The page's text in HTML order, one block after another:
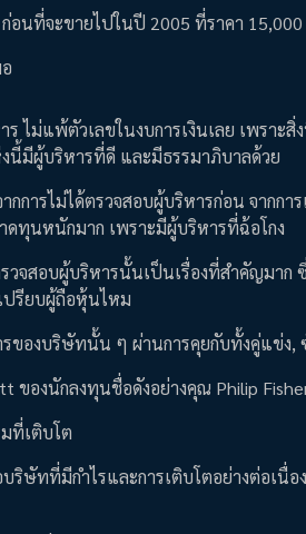
อนที่จะขายไปในปี 2005 ที่ราคา
ไม่แพ้ตัวเลขในงบการเงินเลย เพราะ
นี้มีผู้บริหารที่ดี และมีธรรมาภิบาลด้วย
ากการไม่ได้ตรวจสอบผู้บริหารก่อน จา
ดทุนหนักมาก เพราะมีผู้บริหารที่ฉ้อโกง
วจสอบผู้บริหารนั้นเป็นเรื่องที่สำคัญมาก
ปรียบผู้ถือหุ้นไหม
ของบริษัทนั้น ๆ ผ่านการคุยกับทั้งคู่แข่ง
ของนักลงทุนชื่อดังอย่างคุณ Philip
ที่เติบโต
ริษัทที่มีกำไรและการเติบโตอย่างต่อเนื่